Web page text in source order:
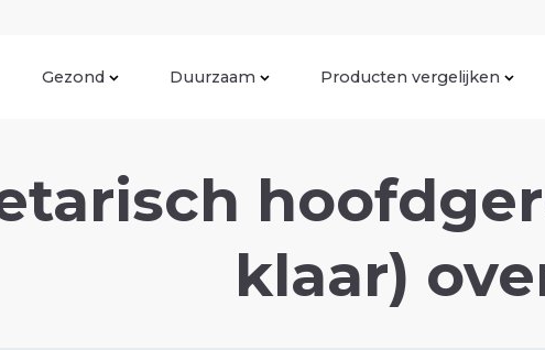
Gezond Duurzaam Producten vergelijken
klaar)